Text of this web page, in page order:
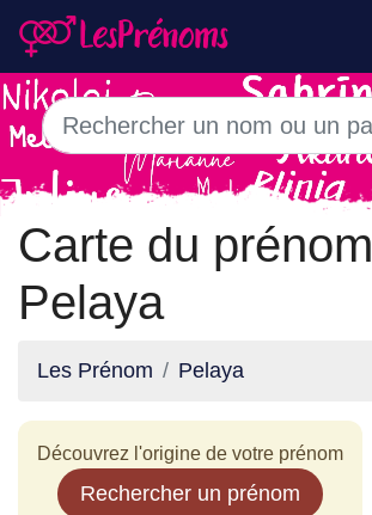
Carte du prénom
Pelaya
Les Prénom Pelaya
Découvrez l'origine de votre prénom
Rechercher un prénom